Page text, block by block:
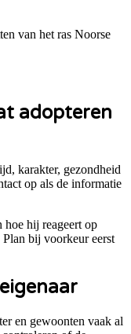
van het ras Noorse
adopteren
karakter, gezondheid
op als de informatie
hoe hij reageert op
bij voorkeur eerst
en gewoonten vaak al